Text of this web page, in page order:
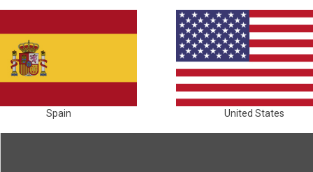
Spain United States